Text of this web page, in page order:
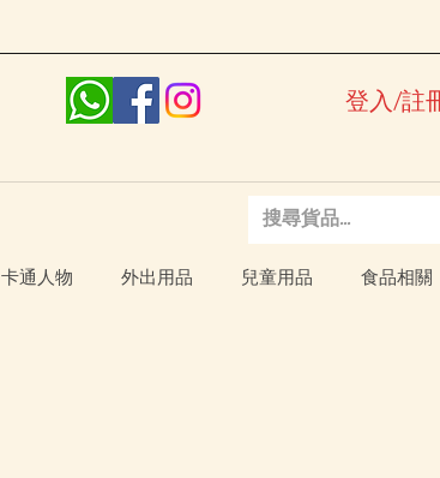
登入/註
卡通人物 外出用品 兒童用品 食品相關